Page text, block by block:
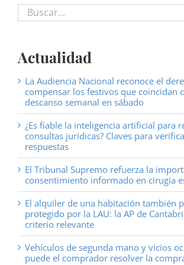
Buscar:
Actualidad
La Audiencia Nacional reconoce el
compensar los festivos que coincidan
descanso semanal en sábado
¿Es fiable la inteligencia artificial para
consultas jurídicas? Claves para
respuestas
El Tribunal Supremo refuerza la
consentimiento informado en cirugía
El alquiler de una habitación también
protegido por la LAU: la AP de
criterio relevante
Vehículos de segunda mano y vicios
puede el comprador resolver la